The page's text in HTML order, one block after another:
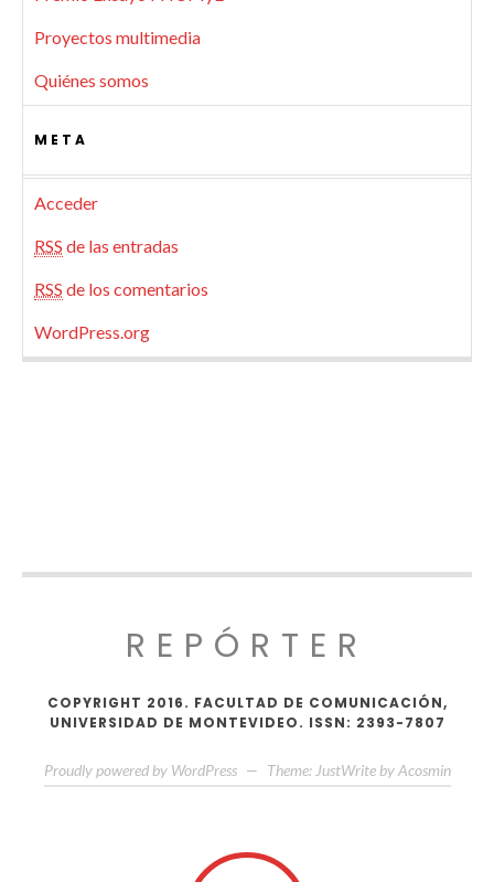
Proyectos multimedia
Quiénes somos
META
Acceder
RSS de las entradas
RSS de los comentarios
WordPress.org
REPÓRTER
COPYRIGHT 2016. FACULTAD DE COMUNICACIÓN,
UNIVERSIDAD DE MONTEVIDEO. ISSN: 2393-7807
Proudly powered by WordPress — Theme: JustWrite by Acosmin